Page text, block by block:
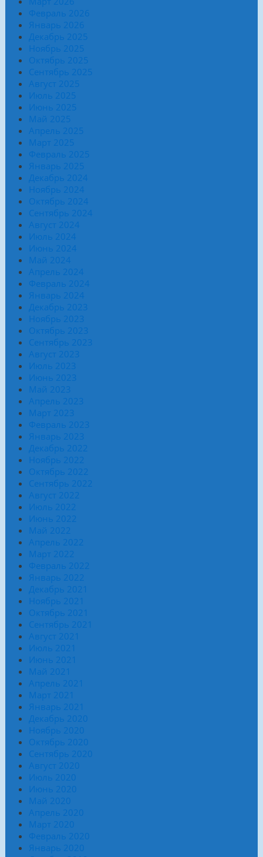
Февраль 2026
Январь 2026
Декабрь 2025
Ноябрь 2025
Октябрь 2025
Сентябрь 2025
Август 2025
Июль 2025
Июнь 2025
Май 2025
Апрель 2025
Март 2025
Февраль 2025
Январь 2025
Декабрь 2024
Ноябрь 2024
Октябрь 2024
Сентябрь 2024
Август 2024
Июль 2024
Июнь 2024
Май 2024
Апрель 2024
Февраль 2024
Январь 2024
Декабрь 2023
Ноябрь 2023
Октябрь 2023
Сентябрь 2023
Август 2023
Июль 2023
Июнь 2023
Май 2023
Апрель 2023
Март 2023
Февраль 2023
Январь 2023
Декабрь 2022
Ноябрь 2022
Октябрь 2022
Сентябрь 2022
Август 2022
Июль 2022
Июнь 2022
Май 2022
Апрель 2022
Март 2022
Февраль 2022
Январь 2022
Декабрь 2021
Ноябрь 2021
Октябрь 2021
Сентябрь 2021
Август 2021
Июль 2021
Июнь 2021
Май 2021
Апрель 2021
Март 2021
Январь 2021
Декабрь 2020
Ноябрь 2020
Октябрь 2020
Сентябрь 2020
Август 2020
Июль 2020
Июнь 2020
Май 2020
Апрель 2020
Март 2020
Февраль 2020
Январь 2020